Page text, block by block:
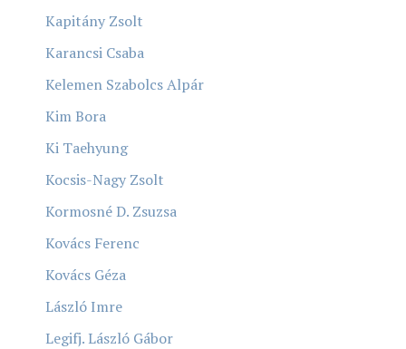
Kapitány Zsolt
Karancsi Csaba
Kelemen Szabolcs Alpár
Kim Bora
Ki Taehyung
Kocsis-Nagy Zsolt
Kormosné D. Zsuzsa
Kovács Ferenc
Kovács Géza
László Imre
Legifj. László Gábor